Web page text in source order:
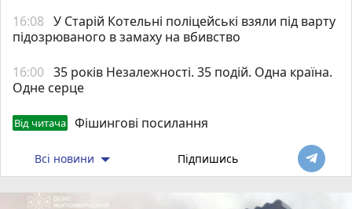
16:08 У Старій Котельні поліцейські взяли під варту
підозрюваного в замаху на вбивство
16:00 35 років Незалежності. 35 подій. Одна країна.
Одне серце
Від читача Фішингові посилання
Всі новини Підпишись